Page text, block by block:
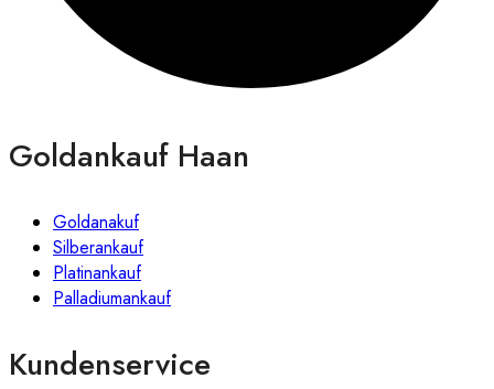
Goldankauf Haan
Goldanakuf
Silberankauf
Platinankauf
Palladiumankauf
Kundenservice